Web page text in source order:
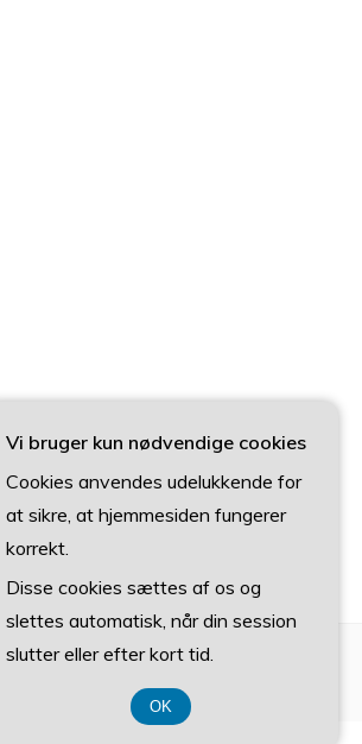
Vi bruger kun nødvendige cookies
Cookies anvendes udelukkende for
at sikre, at hjemmesiden fungerer
korrekt.
Disse cookies sættes af os og
slettes automatisk, når din session
slutter eller efter kort tid.
OK